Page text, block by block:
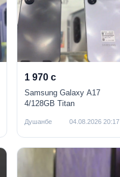
1 970 с
Samsung Galaxy A17
4/128GB Titan
Душанбе 04.08.2026 20:17